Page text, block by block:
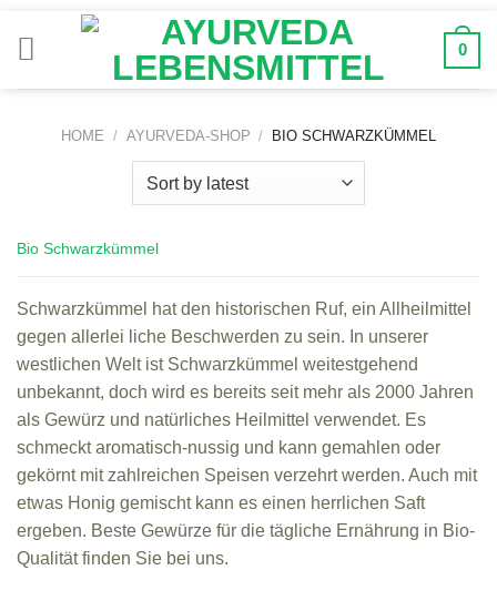
Inhalt
0
HOME / AYURVEDA-SHOP / BIO SCHWARZKÜMMEL
Bio Schwarzkümmel
Schwarzkümmel hat den historischen Ruf, ein Allheilmittel
gegen allerlei liche Beschwerden zu sein. In unserer
westlichen Welt ist Schwarzkümmel weitestgehend
unbekannt, doch wird es bereits seit mehr als 2000 Jahren
als Gewürz und natürliches Heilmittel verwendet. Es
schmeckt aromatisch-nussig und kann gemahlen oder
gekörnt mit zahlreichen Speisen verzehrt werden. Auch mit
etwas Honig gemischt kann es einen herrlichen Saft
ergeben. Beste Gewürze für die tägliche Ernährung in Bio-
Qualität finden Sie bei uns.